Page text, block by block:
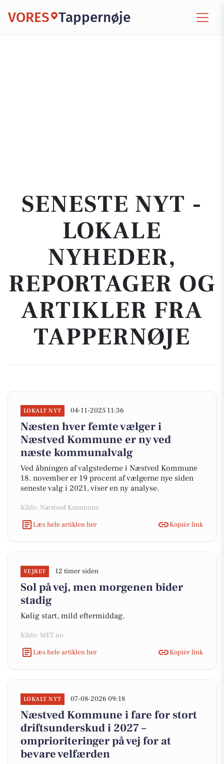
VORES Tappernøje
SENESTE NYT -
LOKALE
NYHEDER,
REPORTAGER OG
ARTIKLER FRA
TAPPERNØJE
LOKALT NYT 04-11-2025 11:36
Næsten hver femte vælger i
Næstved Kommune er ny ved
næste kommunalvalg
Ved åbningen af valgstederne i Næstved Kommune
18. november er 19 procent af vælgerne nye siden
seneste valg i 2021, viser en ny analyse.
Kilde: Næstved Kommune
Læs hele artiklen her
Kopiér link
VEJRET 12 timer siden
Sol på vej, men morgenen bider
stadig
Kølig start, mild eftermiddag.
Kilde: MET.no
Læs hele artiklen her
Kopiér link
LOKALT NYT 07-08-2026 09:18
Næstved Kommune i fare for stort
driftsunderskud i 2027 –
omprioriteringer på vej for at
bevare velfærden